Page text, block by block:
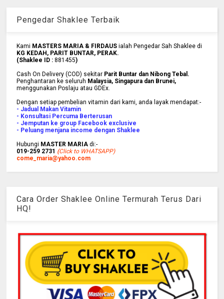
Pengedar Shaklee Terbaik
Kami MASTERS MARIA & FIRDAUS ialah Pengedar Sah Shaklee di
KG KEDAH, PARIT BUNTAR, PERAK.
(Shaklee ID :881455)
Cash On Delivery (COD) sekitar Parit Buntar dan Nibong Tebal.
Penghantaran ke seluruh Malaysia, Singapura dan Brunei,
menggunakan Poslaju atau GDEx.
Dengan setiap pembelian vitamin dari kami, anda layak mendapat:-
- Jadual Makan Vitamin
- Konsultasi Percuma Berterusan
- Jemputan ke group Facebook exclusive
- Peluang menjana income dengan Shaklee
Hubungi MASTER MARIA di:-
019-259 2731 (Click to WHATSAPP)
come_maria@yahoo.com
Cara Order Shaklee Online Termurah Terus Dari
HQ!